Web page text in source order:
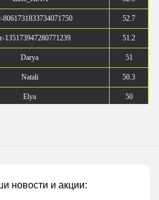
новости и акции: